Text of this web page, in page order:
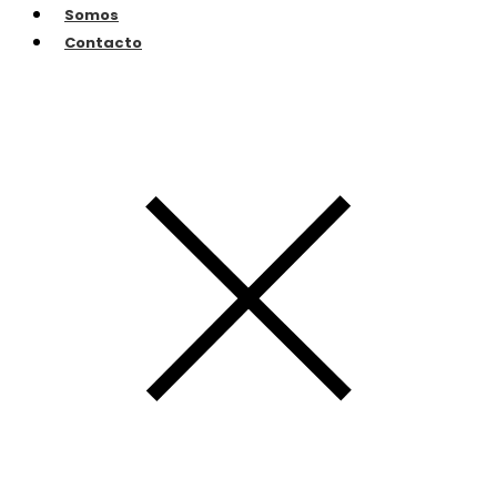
Somos
Contacto